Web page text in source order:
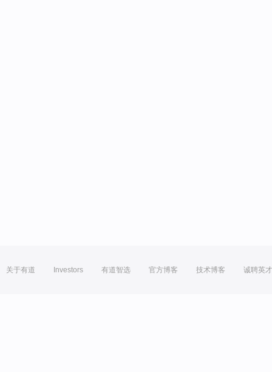
关于有道 Investors 有道智选 官方博客 技术博客 诚聘英才